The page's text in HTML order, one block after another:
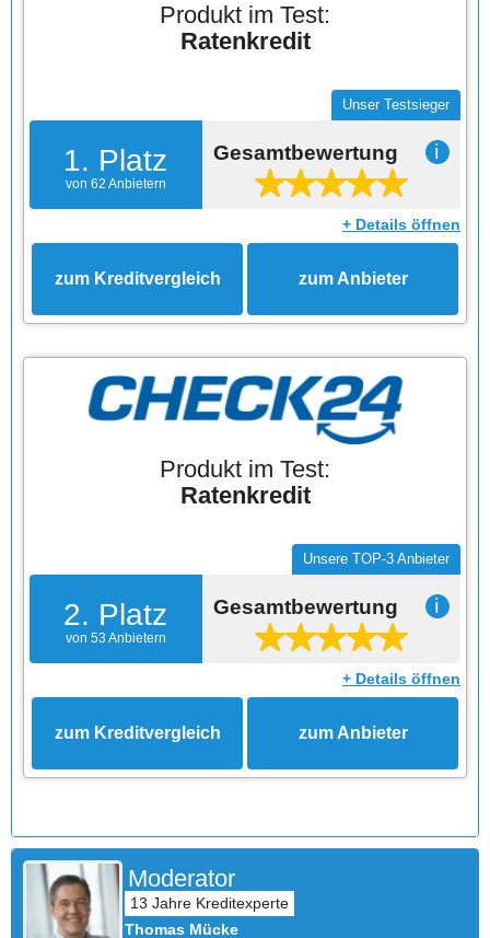
Produkt im Test:
Ratenkredit
1. Platz
von 62 Anbietern
Unser Testsieger
Gesamtbewertung ℹ
+ Details öffnen
zum Kreditvergleich zum Anbieter
Produkt im Test:
Ratenkredit
2. Platz
von 53 Anbietern
Unsere TOP-3 Anbieter
Gesamtbewertung ℹ
+ Details öffnen
zum Kreditvergleich zum Anbieter
Moderator
Thomas Mücke